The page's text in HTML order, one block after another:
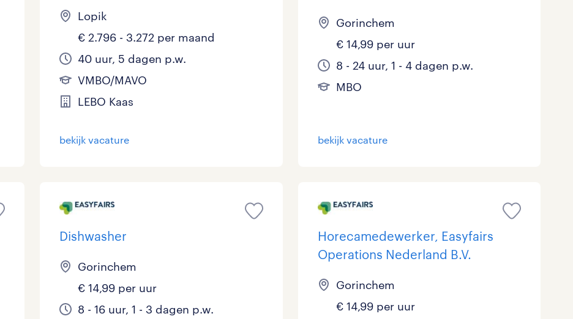
Lopik
€ 2.796 - 3.272 per maand
40 uur, 5 dagen p.w.
VMBO/MAVO
LEBO Kaas
bekijk vacature
Gorinchem
€ 14,99 per uur
8 - 24 uur, 1 - 4 dagen p.w.
MBO
bekijk vacature
Dishwasher
Gorinchem
€ 14,99 per uur
8 - 16 uur, 1 - 3 dagen p.w.
Horecamedewerker, Easyfairs
Operations Nederland B.V.
Gorinchem
€ 14,99 per uur